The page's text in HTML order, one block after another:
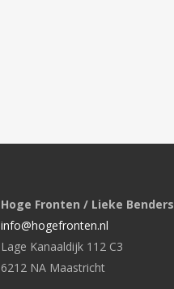
Hoge Fronten / Lieke Benders
info@hogefronten.nl
Lage Kanaaldijk 112 C3
6212 NA Maastricht